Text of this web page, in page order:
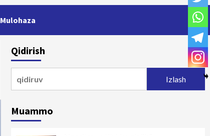
Mulohaza
Qidirish
Muammo